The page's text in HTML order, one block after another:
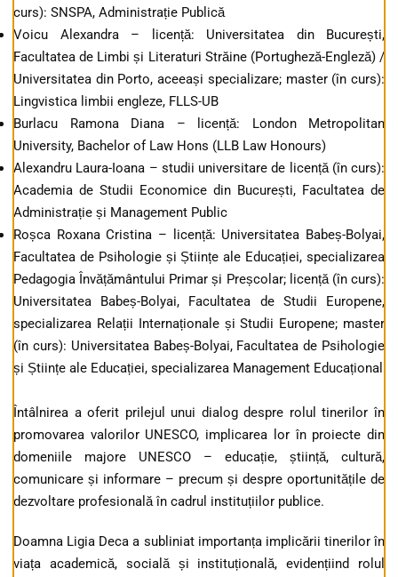
curs): SNSPA, Administrație Publică
Voicu Alexandra – licență: Universitatea din București,
Facultatea de Limbi și Literaturi Străine (Portugheză-Engleză) /
Universitatea din Porto, aceeași specializare; master (în curs):
Lingvistica limbii engleze, FLLS-UB
Burlacu Ramona Diana – licență: London Metropolitan
University, Bachelor of Law Hons (LLB Law Honours)
Alexandru Laura-Ioana – studii universitare de licență (în curs):
Academia de Studii Economice din București, Facultatea de
Administrație și Management Public
Roșca Roxana Cristina – licență: Universitatea Babeș-Bolyai,
Facultatea de Psihologie și Științe ale Educației, specializarea
Pedagogia Învățământului Primar și Preșcolar; licență (în curs):
Universitatea Babeș-Bolyai, Facultatea de Studii Europene,
specializarea Relații Internaționale și Studii Europene; master
(în curs): Universitatea Babeș-Bolyai, Facultatea de Psihologie
și Științe ale Educației, specializarea Management Educațional
Întâlnirea a oferit prilejul unui dialog despre rolul tinerilor în
promovarea valorilor UNESCO, implicarea lor în proiecte din
domeniile majore UNESCO – educație, știință, cultură,
comunicare și informare – precum și despre oportunitățile de
dezvoltare profesională în cadrul instituțiilor publice.
Doamna Ligia Deca a subliniat importanța implicării tinerilor în
viața academică, socială și instituțională, evidențiind rolul